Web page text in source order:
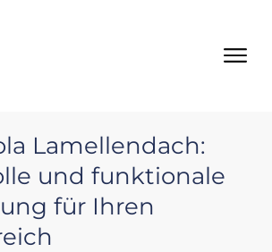
Lamellendach:
und funktionale
für Ihren